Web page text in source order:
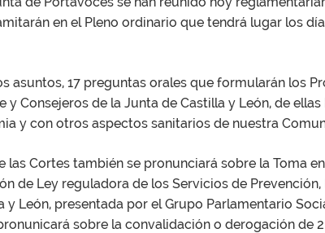
en el Pleno ordinario que tendrá lugar los
asuntos, 17 preguntas orales que formularán los
y Consejeros de la Junta de Castilla y León, de
y con otros aspectos sanitarios de nuestra
las Cortes también se pronunciará sobre la Toma
de Ley reguladora de los Servicios de
y León, presentada por el Grupo Parlamentario
sobre la convalidación o derogación de